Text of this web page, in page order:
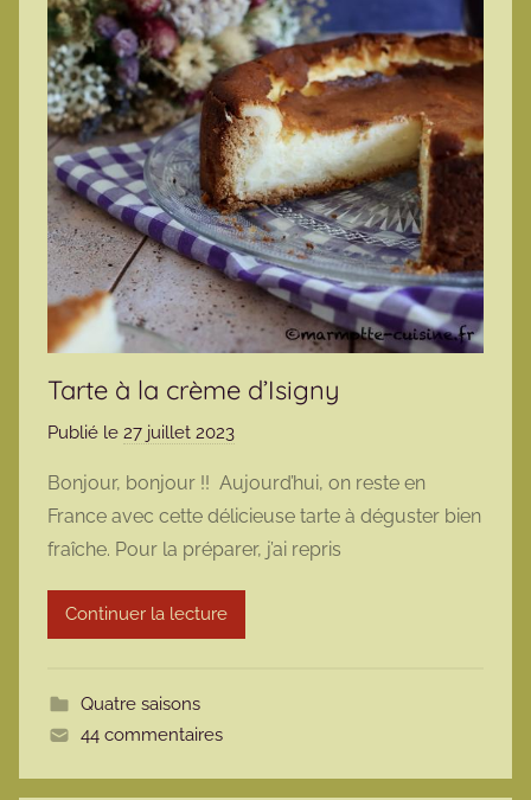
Tarte à la crème d’Isigny
Publié le 27 juillet 2023
r
m
a
r
Bonjour, bonjour !! Aujourd’hui, on reste en
France avec cette délicieuse tarte à déguster bien
fraîche. Pour la préparer, j’ai repris
Continuer la lecture
Quatre saisons
44 commentaires